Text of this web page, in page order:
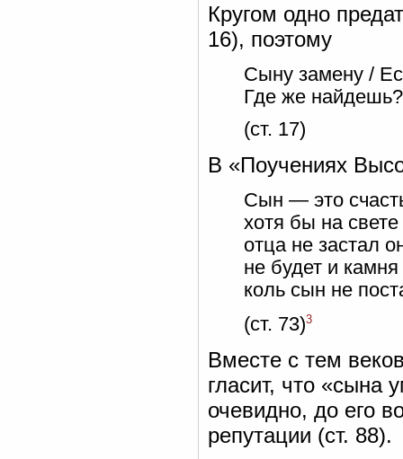
Кругом одно
16), поэтому
Сыну замену /
Где же найдешь?
(ст. 17)
В «Поучениях
Сын — это
хотя бы на свете
отца не застал
не будет и
коль сын не
(ст. 73)3
Вместе с тем
гласит, что «сына
очевидно, до его
репутации (ст. 88).